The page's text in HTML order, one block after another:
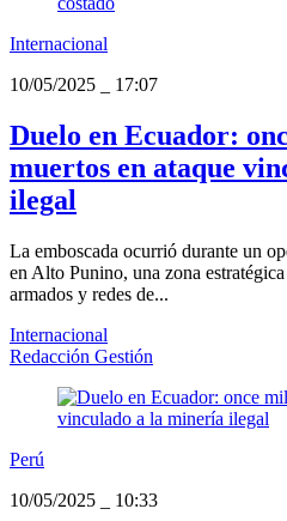
Internacional
10/05/2025
17:07
Duelo en Ecuador:
muertos en ataque
ilegal
La emboscada ocurrió durante un
en Alto Punino, una zona
armados y redes de...
Internacional
Redacción Gestión
Perú
10/05/2025
10:33